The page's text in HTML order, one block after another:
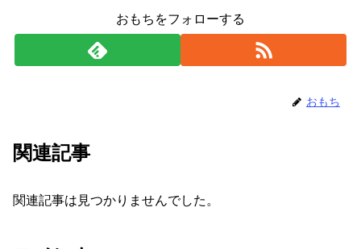
おもちをフォローする
おもち
関連記事
関連記事は見つかりませんでした。